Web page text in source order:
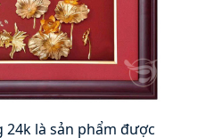
24k là sản phẩm được